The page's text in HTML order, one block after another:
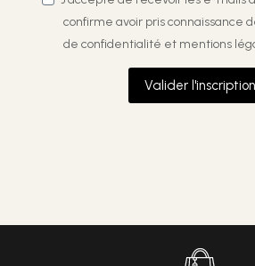
confirme avoir pris connaissance
de confidentialité et mentions
Valider l'inscription